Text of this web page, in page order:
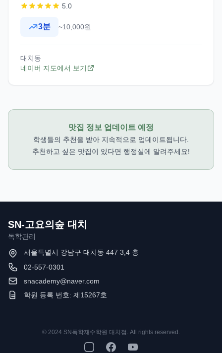
5.0
3분 ~10,000원
대치동
네이버 지도에서 보기
맛집 정보 업데이트 예정
학생들의 추천을 받아 지속적으로 업데이트됩니다.
추천하고 싶은 맛집이 있다면 행정실에 알려주세요!
SN-고요의숲 대치
독학관리
서울특별시 강남구 대치동 447 3,4 층
02-557-0301
snacademy@naver.com
학원 등록 번호: 제15267호
© 2024 SN독학재수학원 대치점. All rights reserved.
InstagramFacebookYouTube